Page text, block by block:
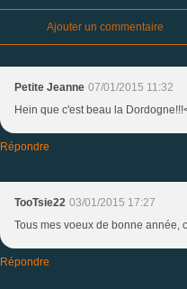
Ajouter un commentaire
Petite Jeanne 07/01/2015 11:32
Hein que c'est beau la
Répondre
TooTsie22 03/01/2015 17:27
Tous mes voeux de bonne année,
Répondre